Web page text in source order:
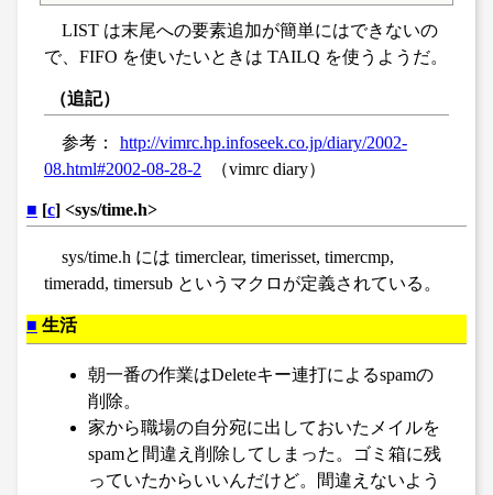
LIST は末尾への要素追加が簡単にはできないの
で、FIFO を使いたいときは TAILQ を使うようだ。
（追記）
参考：
http://vimrc.hp.infoseek.co.jp/diary/2002-
08.html#2002-08-28-2
（vimrc diary）
■ [c] <sys/time.h>
sys/time.h には timerclear, timerisset, timercmp,
timeradd, timersub というマクロが定義されている。
■ 生活
朝一番の作業はDeleteキー連打によるspamの
削除。
家から職場の自分宛に出しておいたメイルを
spamと間違え削除してしまった。ゴミ箱に残
っていたからいいんだけど。間違えないよう